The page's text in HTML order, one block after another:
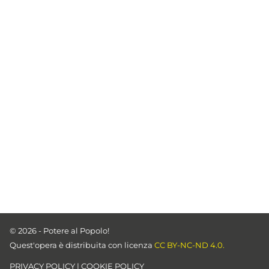
© 2026 - Potere al Popolo!
Quest'opera è distribuita con licenza CC BY-NC-ND 4.0.
PRIVACY POLICY | COOKIE POLICY